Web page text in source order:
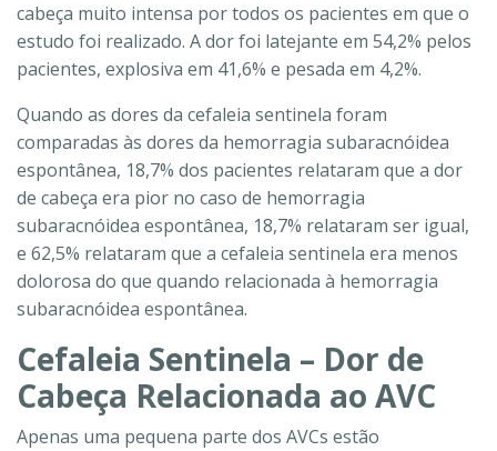
cabeça muito intensa por todos os pacientes em que o
estudo foi realizado. A dor foi latejante em 54,2% pelos
pacientes, explosiva em 41,6% e pesada em 4,2%.
Quando as dores da cefaleia sentinela foram
comparadas às dores da hemorragia subaracnóidea
espontânea, 18,7% dos pacientes relataram que a dor
de cabeça era pior no caso de hemorragia
subaracnóidea espontânea, 18,7% relataram ser igual,
e 62,5% relataram que a cefaleia sentinela era menos
dolorosa do que quando relacionada à hemorragia
subaracnóidea espontânea.
Cefaleia Sentinela – Dor de
Cabeça Relacionada ao AVC
Apenas uma pequena parte dos AVCs estão